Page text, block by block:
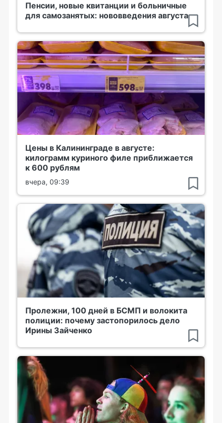
Пенсии, новые квитанции и больничные
для самозанятых: нововведения августа
Цены в Калининграде в августе:
килограмм куриного филе приближается
к 600 рублям
вчера, 09:39
Пролежни, 100 дней в БСМП и волокита
полиции: почему застопорилось дело
Ирины Зайченко